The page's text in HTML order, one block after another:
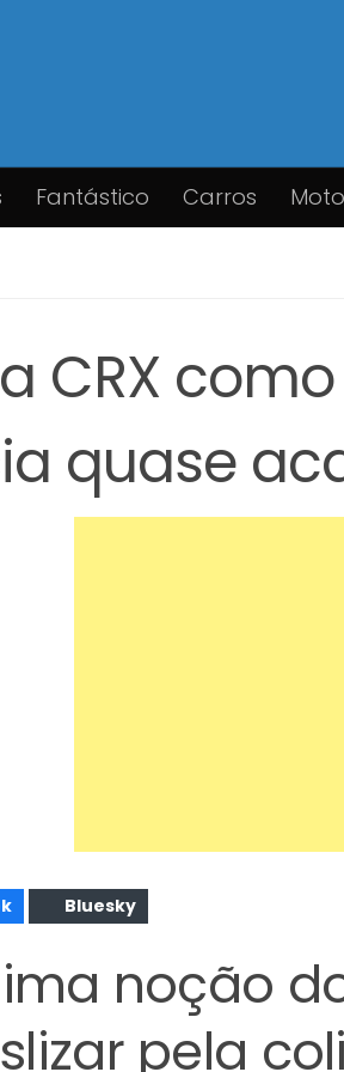
Fantástico Carros
CRX
quase
Bluesky
noção
pela